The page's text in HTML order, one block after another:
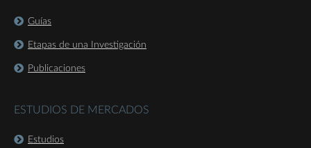
Guías
Etapas de una Investigación
Publicaciones
ESTUDIOS DE MERCADOS
Estudios